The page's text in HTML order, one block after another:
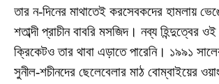
তার ন-দিনের মাথাতেই করসেবকদের হামলায়
শতাব্দী প্রাচীন বাবরি মসজিদ। নব্য হিন্দুত্বের ওই
ক্রিকেটও তার থাবা এড়াতে পারেনি। ১৯৯১
সুনীল-শচীনদের ছেলেবেলার মাঠ বোম্বাইয়ের